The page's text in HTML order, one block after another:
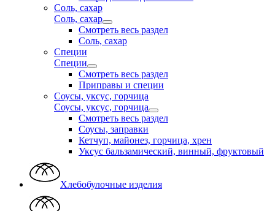
Соль, сахар
Соль, сахар
Смотреть весь раздел
Соль, сахар
Специи
Специи
Смотреть весь раздел
Приправы и специи
Соусы, уксус, горчица
Соусы, уксус, горчица
Смотреть весь раздел
Соусы, заправки
Кетчуп, майонез, горчица, хрен
Уксус бальзамический, винный, фруктовый
Хлебобулочные изделия